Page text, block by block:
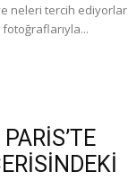
neleri tercih ediyorlar